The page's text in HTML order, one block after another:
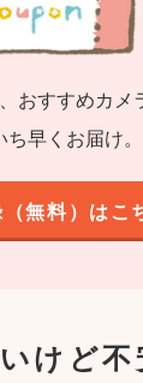
おすすめカメ
ち早くお届け。
無料）はこ
けど